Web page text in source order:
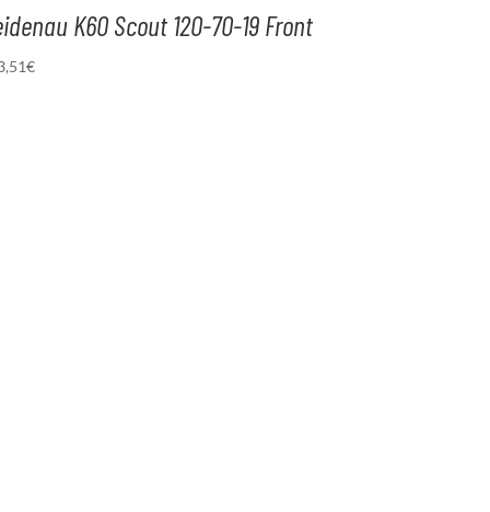
K60 Scout 120-70-19 Front
€